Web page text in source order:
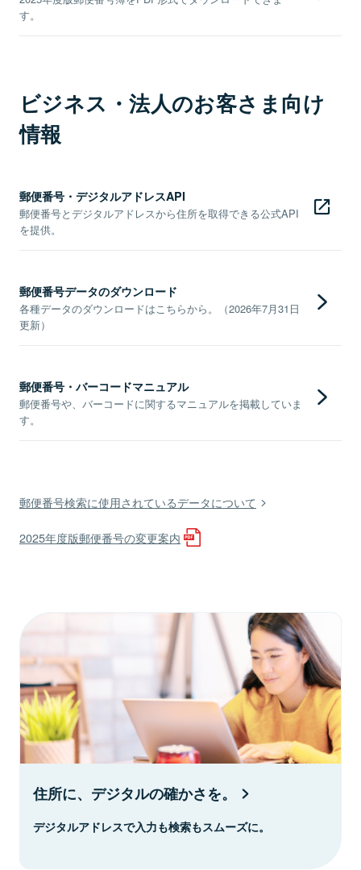
す。
ビジネス・法人のお客さま向け
情報
郵便番号・デジタルアドレスAPI
郵便番号とデジタルアドレスから住所を取得できる公式API
を提供。
郵便番号データのダウンロード
各種データのダウンロードはこちらから。（2026年7月31日
更新）
郵便番号・バーコードマニュアル
郵便番号や、バーコードに関するマニュアルを掲載していま
す。
郵便番号検索に使用されているデータについて
2025年度版郵便番号の変更案内
住所に、デジタルの確かさを。
デジタルアドレスで入力も検索もスムーズに。